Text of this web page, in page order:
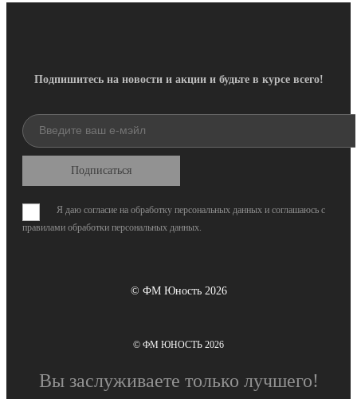
Подпишитесь на новости и акции и будьте в курсе всего!
Подписаться
Я даю согласие на обработку персональных данных и соглашаюсь с
правилами обработки персональных данных
© ФМ Юность 2026
© ФМ ЮНОСТЬ 2026
Вы заслуживаете только лучшего!